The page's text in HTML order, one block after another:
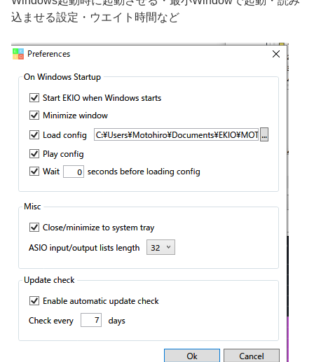
込ませる設定・ウエイト時間など